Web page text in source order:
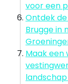
voor een
Ontdek
Brugge in
Maak een